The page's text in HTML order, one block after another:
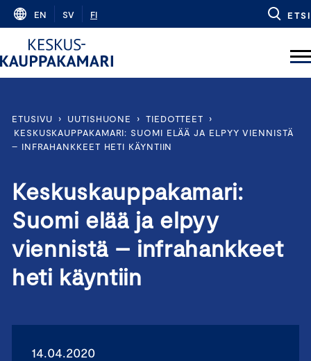
Skip
content
EN SV FI ETSI
ETUSIVU › UUTISHUONE › TIEDOTTEET
›
KESKUSKAUPPAKAMARI: SUOMI ELÄÄ JA ELPYY VIENNISTÄ
– INFRAHANKKEET HETI KÄYNTIIN
Keskuskauppakamari:
Suomi elää ja elpyy
viennistä – infrahankkeet
heti käyntiin
14.04.2020